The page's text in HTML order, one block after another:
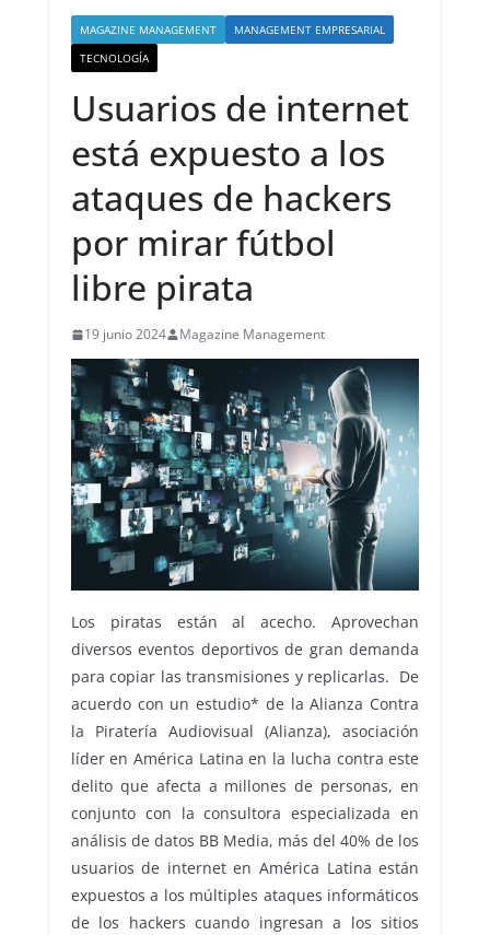
MAGAZINE MANAGEMENT
MANAGEMENT EMPRESARIAL
TECNOLOGÍA
Usuarios de internet
está expuesto a los
ataques de hackers
por mirar fútbol
libre pirata
19 junio 2024 Magazine Management
Los piratas están al acecho. Aprovechan
diversos eventos deportivos de gran demanda
para copiar las transmisiones y replicarlas. De
acuerdo con un estudio* de la Alianza Contra
la Piratería Audiovisual (Alianza), asociación
líder en América Latina en la lucha contra este
delito que afecta a millones de personas, en
conjunto con la consultora especializada en
análisis de datos BB Media, más del 40% de los
usuarios de internet en América Latina están
expuestos a los múltiples ataques informáticos
de los hackers cuando ingresan a los sitios